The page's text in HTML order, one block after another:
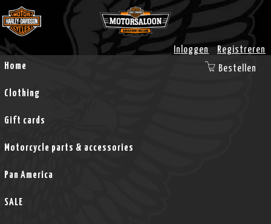
Inloggen
Registreren
Home
Clothing
Gift cards
Motorcycle parts & accessories
Pan America
SALE
Bestellen